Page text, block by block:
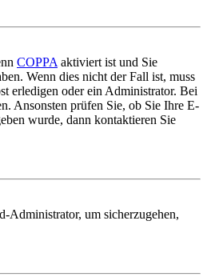
COPPA aktiviert ist und Sie
Wenn dies nicht der Fall ist, muss
erledigen oder ein Administrator. Bei
Ansonsten prüfen Sie, ob Sie Ihre E-
wurde, dann kontaktieren Sie
Administrator, um sicherzugehen,